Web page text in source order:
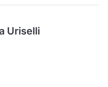
Uriselli